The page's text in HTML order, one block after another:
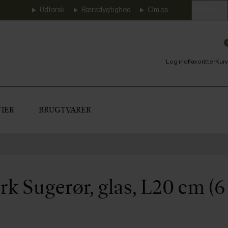
Udforsk Bæredygtighed Om os
Log indFavoritterKurv
BRUGTVARER
Sugerør, glas, L20 cm (6